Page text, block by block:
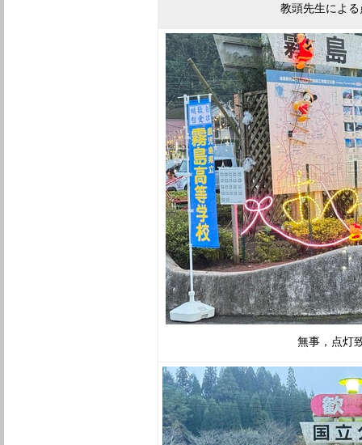
教頭先生によ
無事，点灯